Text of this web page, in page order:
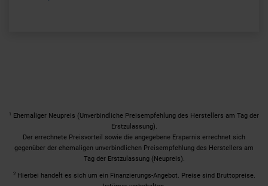
1
Ehemaliger Neupreis (Unverbindliche Preisempfehlung des Herstellers am Tag der
Erstzulassung).
Der errechnete Preisvorteil sowie die angegebene Ersparnis errechnet sich
gegenüber der ehemaligen unverbindlichen Preisempfehlung des Herstellers am
Tag der Erstzulassung (Neupreis).
2 Hierbei handelt es sich um ein Finanzierungs-Angebot. Preise sind Bruttopreise.